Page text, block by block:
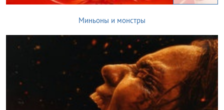
Миньоны и монстры